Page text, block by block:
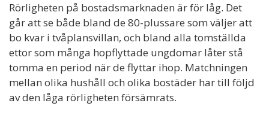
Rörligheten på bostadsmarknaden är för låg. Det
går att se både bland de 80-plussare som väljer att
bo kvar i tvåplansvillan, och bland alla tomställda
ettor som många hopflyttade ungdomar låter stå
tomma en period när de flyttar ihop. Matchningen
mellan olika hushåll och olika bostäder har till följd
av den låga rörligheten försämrats.